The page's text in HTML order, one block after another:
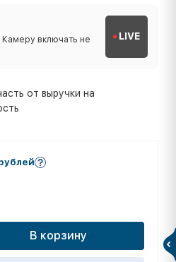
включать не
LIVE
от выручки на
В корзину